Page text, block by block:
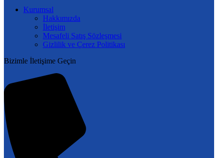
Kurumsal
Hakkımızda
İletişim
Mesafeli Satış Sözleşmesi
Gizlilik ve Çerez Politikası
Bizimle İletişime Geçin